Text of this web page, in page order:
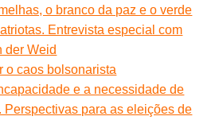
o branco da paz e o verde
Entrevista especial com
der Weid
o caos bolsonarista
e a necessidade de
Perspectivas para as eleições de